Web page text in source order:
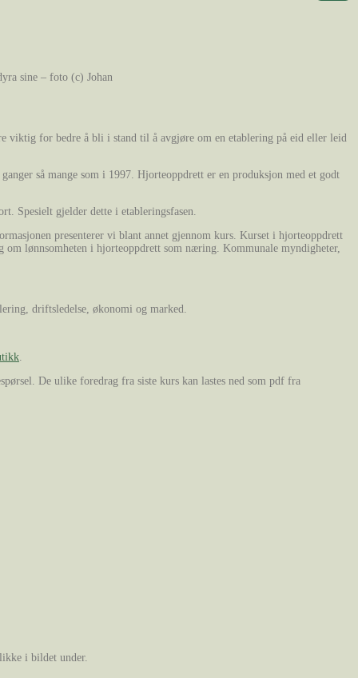
sine – foto (c) Johan
viktig for bedre å bli i stand til å avgjøre om en etablering på eid eller leid
så mange som i 1997. Hjorteoppdrett er en produksjon med et godt
Spesielt gjelder dette i etableringsfasen.
presenterer vi blant annet gjennom kurs. Kurset i hjorteoppdrett
lønnsomheten i hjorteoppdrett som næring. Kommunale myndigheter,
driftsledelse, økonomi og marked.
.
De ulike foredrag fra siste kurs kan lastes ned som pdf fra
i bildet under.